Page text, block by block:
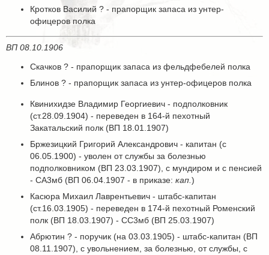
Кротков Василий ? - прапорщик запаса из унтер-
офицеров полка
ВП 08.10.1906
Скачков ? - прапорщик запаса из фельдфебелей полка
Блинов ? - прапорщик запаса из унтер-офицеров полка
Квинихидзе Владимир Георгиевич - подполковник
(ст.28.09.1904) - переведен в 164-й пехотный
Закатальский полк (ВП 18.01.1907)
Бржезицкий Григорий Александрович - капитан (с
06.05.1900) - уволен от службы за болезнью
подполковником (ВП 23.03.1907), с мундиром и с пенсией
- СА3мб (ВП 06.04.1907 - в приказе: кап. )
Касюра Михаил Лаврентьевич - штабс-капитан
(ст.16.03.1905) - переведен в 174-й пехотный Роменский
полк (ВП 18.03.1907) - СС3мб (ВП 25.03.1907)
Абрютин ? - поручик (на 03.03.1905) - штабс-капитан (ВП
08.11.1907), с увольнением, за болезнью, от службы, с